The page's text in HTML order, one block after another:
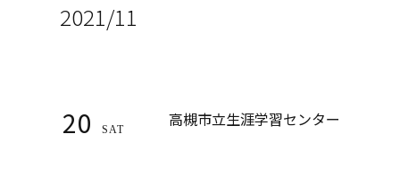
2021/11
20 SAT 高槻市立生涯学習センター